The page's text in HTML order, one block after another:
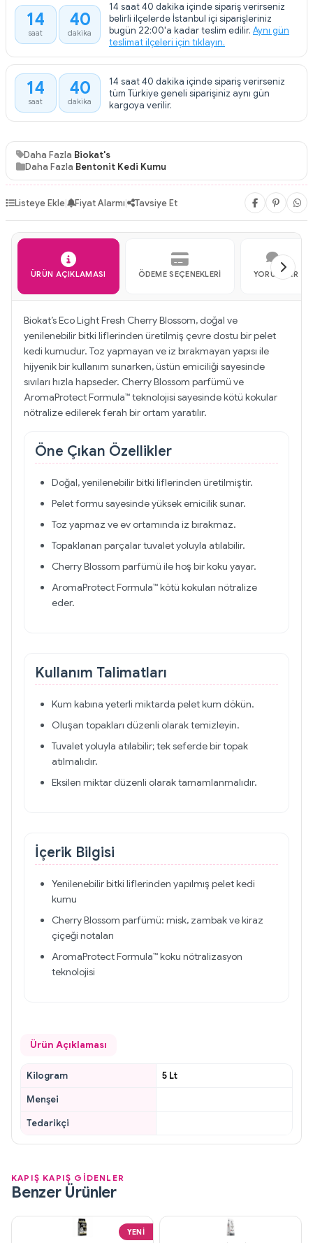
14
saat
40
dakika
14 saat 40 dakika içinde sipariş verirseniz
belirli ilçelerde İstanbul içi siparişleriniz
bugün 22:00'a kadar teslim edilir. Aynı gün
teslimat ilçeleri için tıklayın.
14
saat
40
dakika
14 saat 40 dakika içinde sipariş verirseniz
tüm Türkiye geneli siparişiniz aynı gün
kargoya verilir.
Daha Fazla Biokat's
Daha Fazla Bentonit Kedi Kumu
Listeye Ekle| Fiyat Alarmı| Tavsiye Et
ÜRÜN AÇIKLAMASI ÖDEME SEÇENEKLERI YORUMLAR
Biokat’s Eco Light Fresh Cherry Blossom, doğal ve
yenilenebilir bitki liflerinden üretilmiş çevre dostu bir pelet
kedi kumudur. Toz yapmayan ve iz bırakmayan yapısı ile
hijyenik bir kullanım sunarken, üstün emiciliği sayesinde
sıvıları hızla hapseder. Cherry Blossom parfümü ve
AromaProtect Formula™ teknolojisi sayesinde kötü kokular
nötralize edilerek ferah bir ortam yaratılır.
Öne Çıkan Özellikler
Doğal, yenilenebilir bitki liflerinden üretilmiştir.
Pelet formu sayesinde yüksek emicilik sunar.
Toz yapmaz ve ev ortamında iz bırakmaz.
Topaklanan parçalar tuvalet yoluyla atılabilir.
Cherry Blossom parfümü ile hoş bir koku yayar.
AromaProtect Formula™ kötü kokuları nötralize
eder.
Kullanım Talimatları
Kum kabına yeterli miktarda pelet kum dökün.
Oluşan topakları düzenli olarak temizleyin.
Tuvalet yoluyla atılabilir; tek seferde bir topak
atılmalıdır.
Eksilen miktar düzenli olarak tamamlanmalıdır.
İçerik Bilgisi
Yenilenebilir bitki liflerinden yapılmış pelet kedi
kumu
Cherry Blossom parfümü: misk, zambak ve kiraz
çiçeği notaları
AromaProtect Formula™ koku nötralizasyon
teknolojisi
Ürün Açıklaması
Kilogram
5 Lt
Menşei
Tedarikçi
KAPIŞ KAPIŞ GİDENLER
Benzer Ürünler
YENI